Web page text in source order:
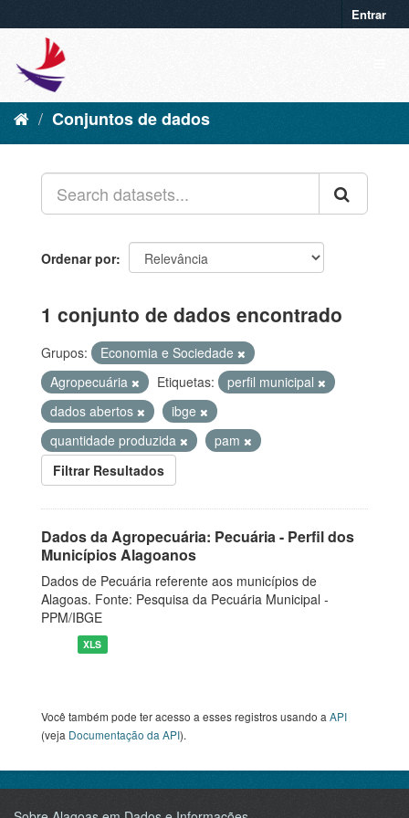
Entrar
Conjuntos de dados
Ordenar por
1 conjunto de dados encontrado
Grupos:
Economia e Sociedade
Agropecuária
Etiquetas:
perfil municipal
dados abertos
ibge
quantidade produzida
pam
Filtrar Resultados
Dados da Agropecuária: Pecuária - Perfil dos
Municípios Alagoanos
Dados de Pecuária referente aos municípios de
Alagoas. Fonte: Pesquisa da Pecuária Municipal -
PPM/IBGE
XLS
Você também pode ter acesso a esses registros usando a API
(veja Documentação da API).